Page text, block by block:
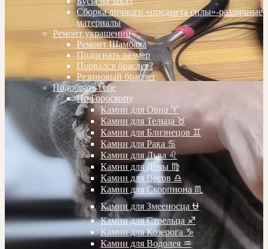
Сборка личного «предмета силы»-различные
материалы
Ремонт украшений
Ремонт Шамбала
Подогнать размер
Порвался браслет?
Резиновый браслет
Подобрать себе
По Гороскопу
Камни для Овна ♈️
Камни для Тельца ♉️
Камни для Близнецов ♊️
Камни для Рака ♋️
Камни для Льва ♌️
Камни для Девы ♍️
Камни для Весов ♎️
Камни для Скорпиона ♏️
Камни для Змееносца ⛎
Камни для Стрельца ♐️
Камни для Козерога ♑️
Камни для Водолея ♒️